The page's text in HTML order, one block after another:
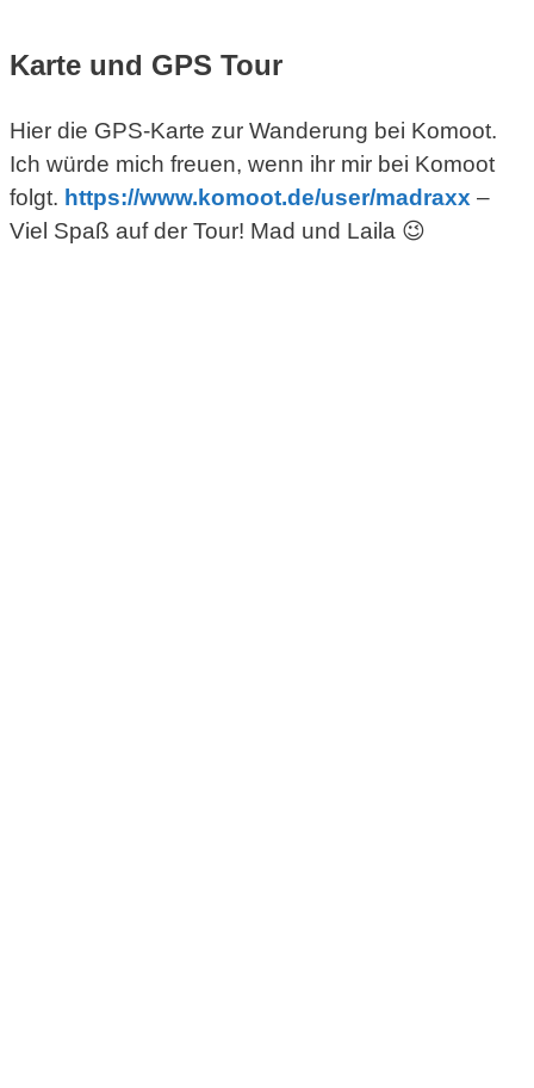
Karte und GPS Tour
Hier die GPS-Karte zur Wanderung bei Komoot.
Ich würde mich freuen, wenn ihr mir bei Komoot
folgt. https://www.komoot.de/user/madraxx –
Viel Spaß auf der Tour! Mad und Laila 😉